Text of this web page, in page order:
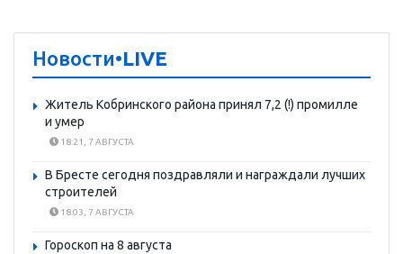
Новости•LIVE
Житель Кобринского района принял 7,2 (!) промилле
и умер
18:21, 7 АВГУСТА
В Бресте сегодня поздравляли и награждали лучших
строителей
18:03, 7 АВГУСТА
Гороскоп на 8 августа